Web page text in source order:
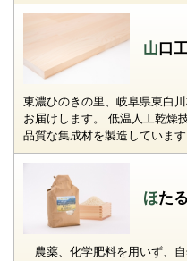
山
東濃ひのきの里、岐阜県東白
お届けします。 低温人工乾燥
品質な集成材を製造しています
ほ
農薬、化学肥料を用いず、